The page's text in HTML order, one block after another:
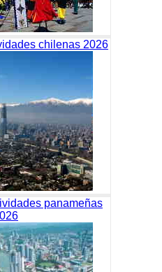
chilenas 2026
panameñas